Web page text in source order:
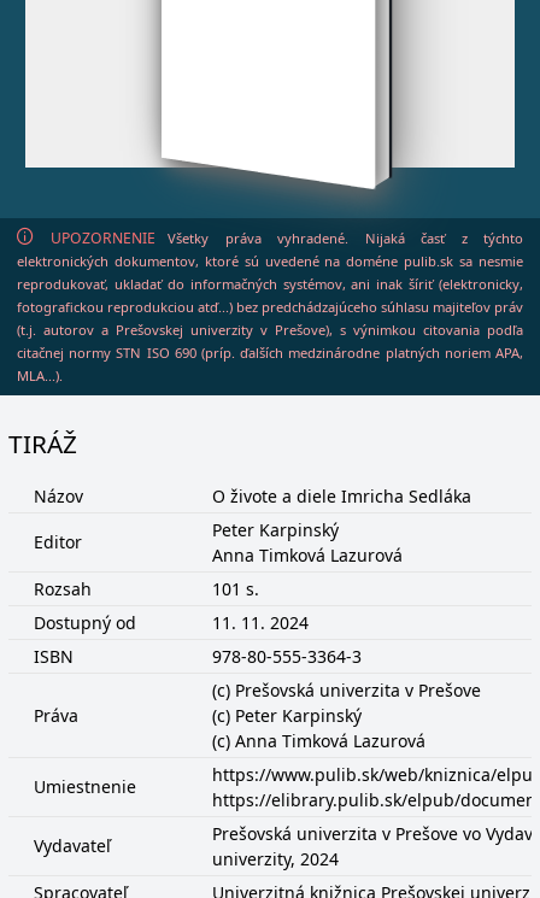
UPOZORNENIE
Všetky práva vyhradené. Nijaká časť z týchto
elektronických dokumentov, ktoré sú uvedené na doméne pulib.sk sa nesmie
reprodukovať, ukladať do informačných systémov, ani inak šíriť (elektronicky,
fotografickou reprodukciou atď...) bez predchádzajúceho súhlasu majiteľov práv
(t.j. autorov a Prešovskej univerzity v Prešove), s výnimkou citovania podľa
citačnej normy STN ISO 690 (príp. ďalších medzinárodne platných noriem APA,
MLA...).
TIRÁŽ
Názov
O živote a diele Imricha Sedláka
Editor
Peter Karpinský
Anna Timková Lazurová
Rozsah
101 s.
Dostupný od
11. 11. 2024
ISBN
978-80-555-3364-3
Práva
(c) Prešovská univerzita v Prešove
(c) Peter Karpinský
(c) Anna Timková Lazurová
Umiestnenie
https://www.pulib.sk/web/kniznica/
https://elibrary.pulib.sk/elpub/
Vydavateľ
Prešovská univerzita v Prešove vo
univerzity, 2024
Spracovateľ
Univerzitná knižnica Prešovskej